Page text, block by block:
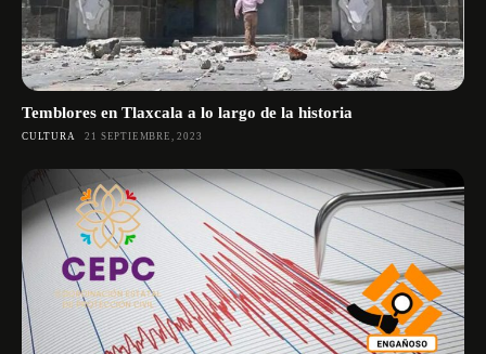
Temblores en Tlaxcala a lo largo de la historia
CULTURA 21 SEPTIEMBRE, 2023